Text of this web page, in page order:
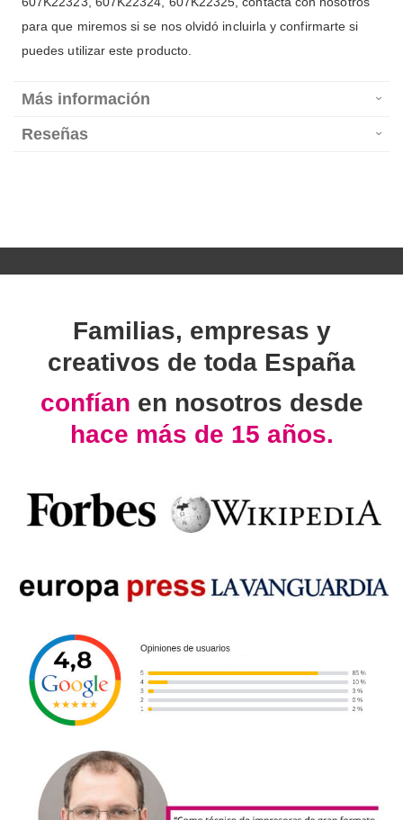
para que miremos si se nos olvidó incluirla y confirmarte si
puedes utilizar este producto.
Más información
Reseñas
Familias, empresas y
creativos de toda España
confían en nosotros desde
hace más de 15 años.